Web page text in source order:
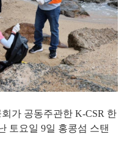
가 공동주관한 K-CSR 한
토요일 9일 홍콩섬 스탠